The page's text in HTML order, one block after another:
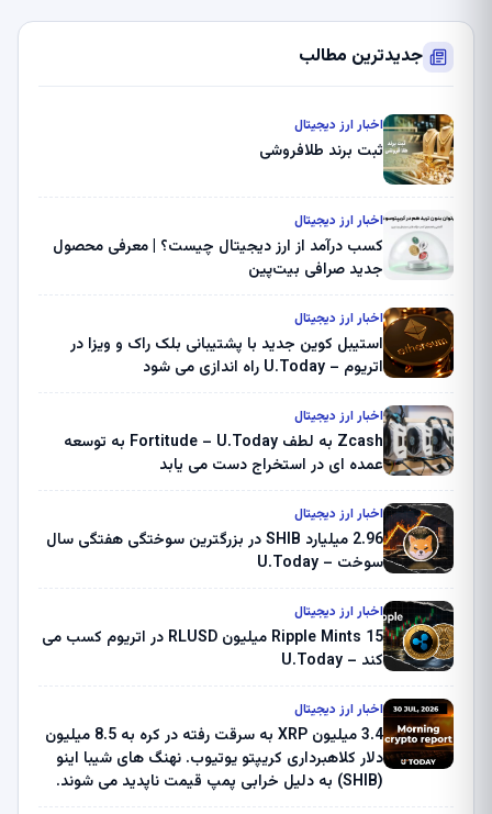
جدیدترین مطالب
اخبار ارز دیجیتال
ثبت برند طلافروشی
اخبار ارز دیجیتال
کسب درآمد از ارز دیجیتال چیست؟ | معرفی محصول
جدید صرافی بیت‌پین
اخبار ارز دیجیتال
استیبل کوین جدید با پشتیبانی بلک راک و ویزا در
اتریوم – U.Today راه اندازی می شود
اخبار ارز دیجیتال
Zcash به لطف Fortitude – U.Today به توسعه
عمده ای در استخراج دست می یابد
اخبار ارز دیجیتال
2.96 میلیارد SHIB در بزرگترین سوختگی هفتگی سال
سوخت – U.Today
اخبار ارز دیجیتال
Ripple Mints 15 میلیون RLUSD در اتریوم کسب می
کند – U.Today
اخبار ارز دیجیتال
3.4 میلیون XRP به سرقت رفته در کره به 8.5 میلیون
دلار کلاهبرداری کریپتو یوتیوب. نهنگ های شیبا اینو
(SHIB) به دلیل خرابی پمپ قیمت ناپدید می شوند.